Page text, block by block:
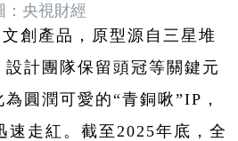
：央視財經
創產品，原型源自三星堆
計團隊保留頭冠等關鍵元
圓潤可愛的“青銅啾”IP，
速走紅。截至2025年底，全